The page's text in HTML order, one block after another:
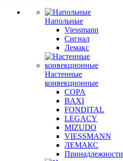
Напольные
Viessmann
Сигнал
Лемакс
Настенные
конвекционные
COPA
BAXI
FONDITAL
LEGACY
MIZUDO
VIESSMANN
ЛЕМАКС
Принадлежности